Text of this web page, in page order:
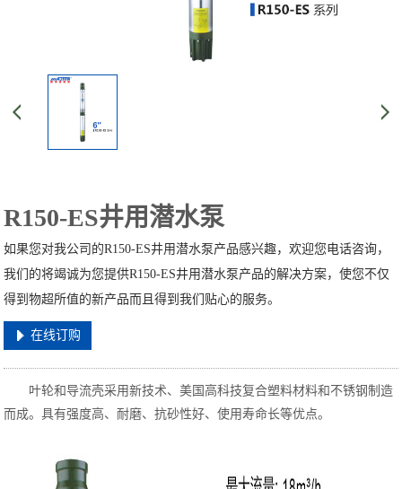
R150-ES井用潜水泵
如果您对我公司的R150-ES井用潜水泵产品感兴趣，欢迎您电话咨询，
我们的将竭诚为您提供R150-ES井用潜水泵产品的解决方案，使您不仅
得到物超所值的新产品而且得到我们贴心的服务。
在线订购
叶轮和导流壳采用新技术、美国高科技复合塑料材料和不锈钢制造
而成。具有强度高、耐磨、抗砂性好、使用寿命长等优点。